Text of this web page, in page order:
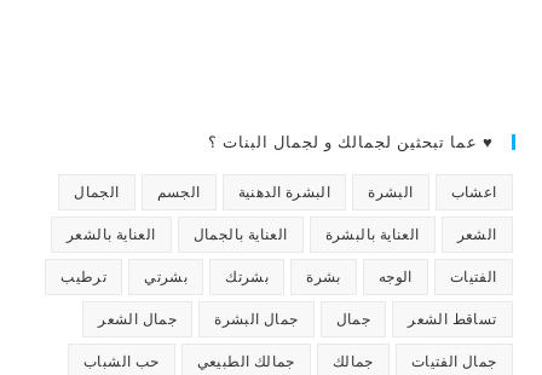
♥ عما تبحثين لجمالك و لجمال البنات ؟
اعشاب البشرة البشرة الدهنية الجسم الجمال
الشعر العناية بالبشرة العناية بالجمال العناية بالشعر
الفتيات الوجه بشرة بشرتك بشرتي ترطيب
تساقط الشعر جمال جمال البشرة جمال الشعر
جمال الفتيات جمالك جمالك الطبيعي حب الشباب